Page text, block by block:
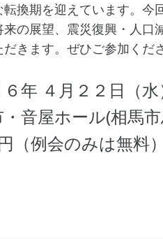
換期を迎えています。
の展望、震災復興・人
きます。ぜひご参加くださ
年 ４月２２日（
音屋ホール(相馬
（例会のみは無料）